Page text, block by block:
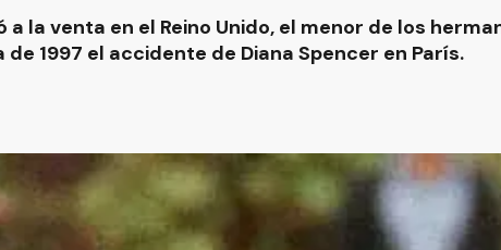
a la venta en el Reino Unido, el menor de los
1997 el accidente de Diana Spencer en París.